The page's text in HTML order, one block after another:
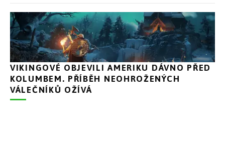
VIKINGOVÉ OBJEVILI AMERIKU DÁVNO PŘED
KOLUMBEM. PŘÍBĚH NEOHROŽENÝCH
VÁLEČNÍKŮ OŽÍVÁ